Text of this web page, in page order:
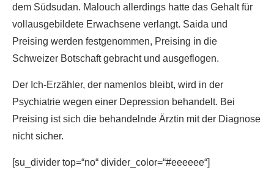
dem Südsudan. Malouch allerdings hatte das Gehalt für
vollausgebildete Erwachsene verlangt. Saida und
Preising werden festgenommen, Preising in die
Schweizer Botschaft gebracht und ausgeflogen.
Der Ich-Erzähler, der namenlos bleibt, wird in der
Psychiatrie wegen einer Depression behandelt. Bei
Preising ist sich die behandelnde Ärztin mit der Diagnose
nicht sicher.
[su_divider top=“no“ divider_color=“#eeeeee“]